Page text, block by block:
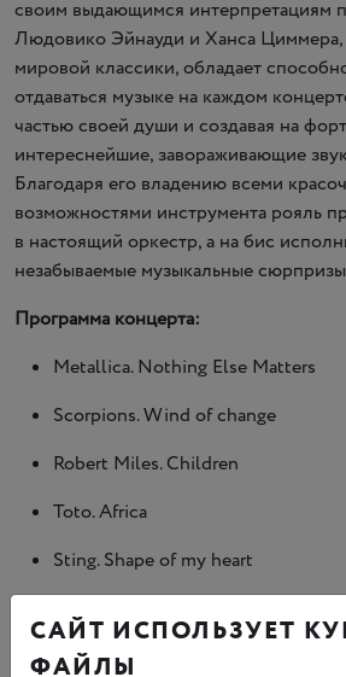
своим выдающимся интерпретациям
Людовико Эйнауди и Ханса Циммера,
мировой классики, обладает
отдаваться музыке на каждом
частью своей души и создавая на
интереснейшие, завораживающие
Благодаря его владению всеми
возможностями инструмента рояль
в настоящий оркестр, а на бис
незабываемые музыкальные
Программа концерта:
Metallica. Nothing Else Matters
Scorpions. Wind of change
Robert Miles. Children
Toto. Africa
Sting. Shape of my heart
Sting. Fields of gold
САЙТ ИСПОЛЬЗУЕТ
ФАЙЛЫ